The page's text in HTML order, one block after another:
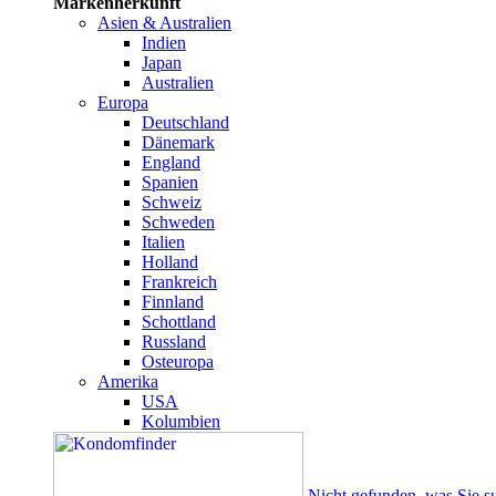
Asien & Australien
Indien
Japan
Australien
Europa
Deutschland
Dänemark
England
Spanien
Schweiz
Schweden
Italien
Holland
Frankreich
Finnland
Schottland
Russland
Osteuropa
Amerika
USA
Kolumbien